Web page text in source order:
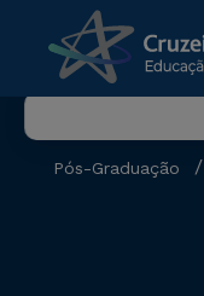
Pós-Graduação